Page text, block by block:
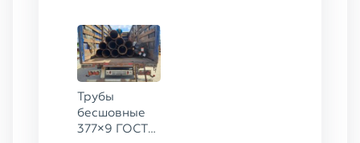
20
Трубы
бесшовные
377×9 ГОСТ